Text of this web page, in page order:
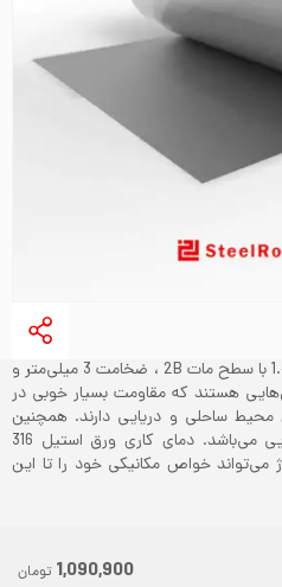
رول یا کویل ورق استیل 316 یا 1.4401 با سطح مات 2B ، ضخامت 3 میلی‌متر و
ورق‌هایی هستند که مقاومت بسیار خوبی در
ساحلی و دریایی دارند. همچنین
ورق استیل 316 دارای استحکام بالایی می‌باشد. دمای کاری ورق استیل 316
می‌تواند خواص مکانیکی خود را تا این
1,090,900 تومان